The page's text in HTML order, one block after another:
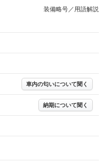
な室内を保っています。
。
る鑑定日の鑑定結果となりま
装備略号／用語解説
車内の匂いについて聞く
納期について聞く